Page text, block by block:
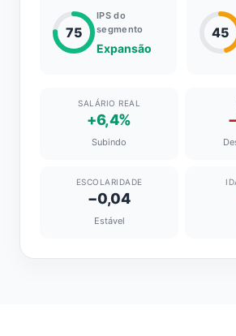
75
IPS do
segmento
Expansão
45
SALÁRIO REAL
+6,4%
Subindo
ESCOLARIDADE
−0,04
Estável